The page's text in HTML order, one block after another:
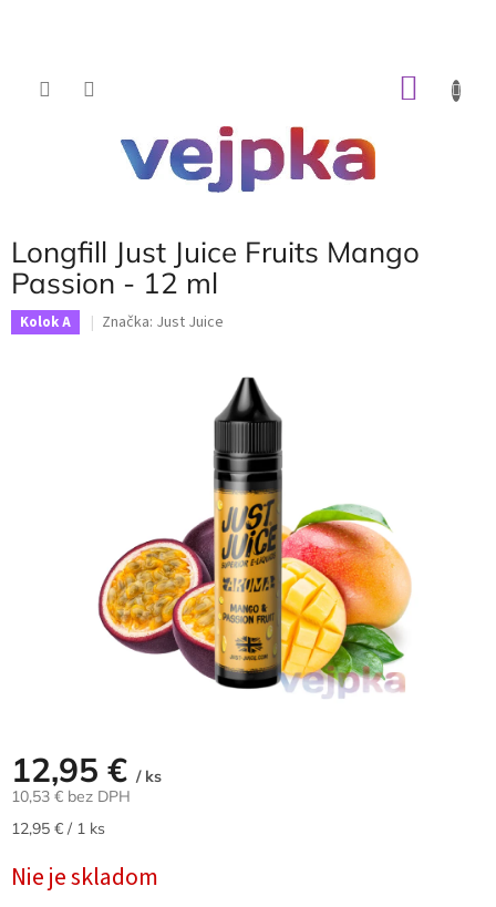
Longfill Just Juice Fruits Mango
Passion - 12 ml
Kolok A Značka: Just Juice
12,95 € / ks
10,53 € bez DPH
Jednotková
12,95 € / 1 ks
Nie je skladom